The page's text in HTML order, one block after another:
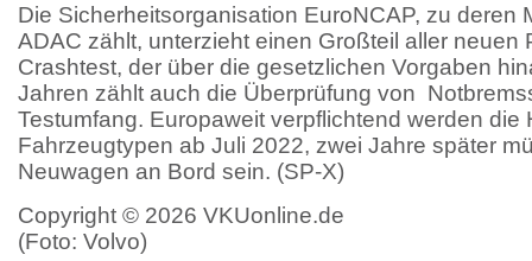
Die Sicherheitsorganisation EuroNCAP, zu deren
ADAC zählt, unterzieht einen Großteil aller neuen
Crashtest, der über die gesetzlichen Vorgaben
Jahren zählt auch die Überprüfung von
Testumfang. Europaweit verpflichtend werden die
Fahrzeugtypen ab Juli 2022, zwei Jahre später
Neuwagen an Bord sein. (SP-X)
Copyright © 2026 VKUonline.de
(Foto: Volvo)